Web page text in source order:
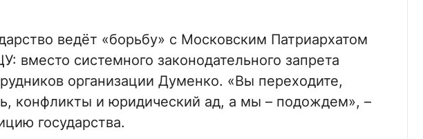
ведёт «борьбу» с Московским Патриархатом
вместо системного законодательного запрета
организации Думенко. «Вы переходите,
конфликты и юридический ад, а мы – подождем», –
государства.